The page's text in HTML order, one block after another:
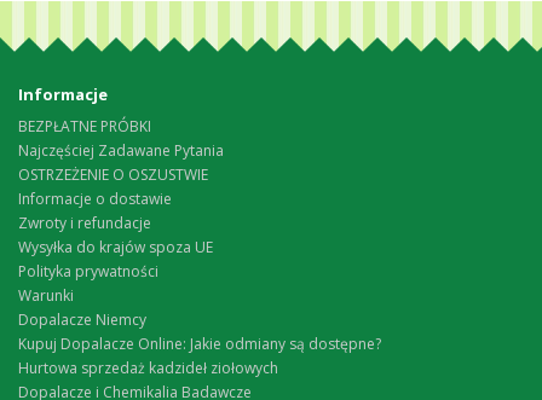
Informacje
BEZPŁATNE PRÓBKI
Najczęściej Zadawane Pytania
OSTRZEŻENIE O OSZUSTWIE
Informacje o dostawie
Zwroty i refundacje
Wysyłka do krajów spoza UE
Polityka prywatności
Warunki
Dopalacze Niemcy
Kupuj Dopalacze Online: Jakie odmiany są dostępne?
Hurtowa sprzedaż kadzideł ziołowych
Dopalacze i Chemikalia Badawcze